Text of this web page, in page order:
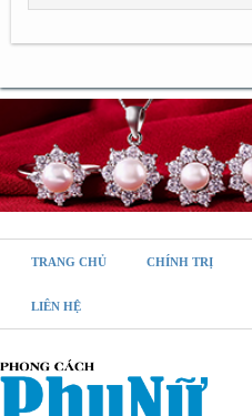
TRANG CHỦ CHÍNH TRỊ
LIÊN HỆ